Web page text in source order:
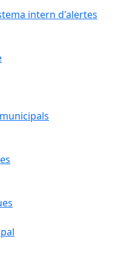
intern d'alertes